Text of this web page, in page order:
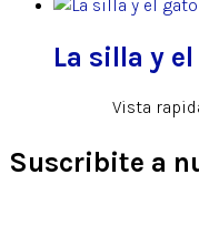
La silla y
Vista
Suscribite a